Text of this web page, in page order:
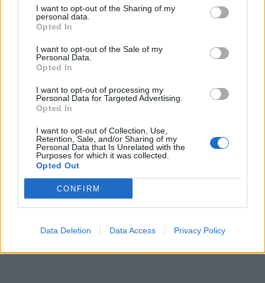
I want to opt-out of the Sharing of my
personal data.
Opted In
I want to opt-out of the Sale of my
Personal Data.
Opted In
I want to opt-out of processing my
Personal Data for Targeted Advertising.
Opted In
I want to opt-out of Collection, Use,
Retention, Sale, and/or Sharing of my
Personal Data that Is Unrelated with the
Purposes for which it was collected.
Opted Out
CONFIRM
Data Deletion Data Access Privacy Policy
Ατρόμητος και Novibet συνεχίζουν μαζί: Ανανέωση
της συνεργασίας τους μέχρι το 2028
Ευρωπαϊκά χρηματιστήρια: Άνοδο καταγράφουν οι
μετοχές στο ξεκίνημα των συναλλαγών
07/08/2026 - 11:44 ΟΙΚΟΝΟΜΙΑ
Χρηματιστήριο: Στις 2.606,72 μονάδες ο Γενικός
07/08/2026 - 11:38 ΟΙΚΟΝΟΜΙΑ
Generali: Άνοδος 13,7% στα καθαρά κέρδη του α'
εξαμήνου, στα 2,54 δισ. ευρώ
07/08/2026 - 11:27 ΕΠΙΧΕΙΡΗΣΕΙΣ
ΟΛΕΣ ΟΙ ΕΙΔΗΣΕΙΣ